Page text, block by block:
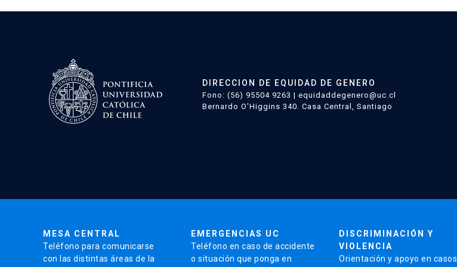
Bontá
Más
liderazgo
femenino
cómo
en
el
mundo
DIRECCION DE EQUIDAD DE GENERO
Fono: (56) 95504 9263 | equidaddegenero@uc.cl
Bernardo O'Higgins 340. Casa Central, Santiago
MESA CENTRAL
Teléfono para comunicarse
con las distintas áreas de la
EMERGENCIAS UC
Teléfono en caso de accidente
o situación que ponga en
DISCRIMINACIÓN Y
VIOLENCIA
Orientación y apoyo en casos